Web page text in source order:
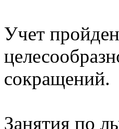
Учет
сокращений.
Занятия по